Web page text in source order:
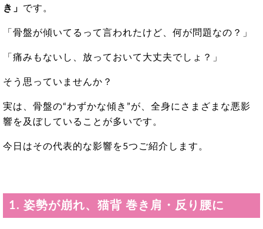
き」 です。
「骨盤が傾いてるって言われたけど、何が問題なの？」
「痛みもないし、放っておいて大丈夫でしょ？」
そう思っていませんか？
実は、骨盤の“わずかな傾き”が、全身にさまざまな悪影
響を及ぼしていることが多いです。
今日はその代表的な影響を5つご紹介します。
1. 姿勢が崩れ、猫背 巻き肩・反り腰に